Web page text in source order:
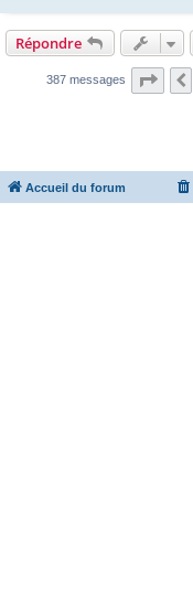
Répondre
387 messages Page
Accueil du forum